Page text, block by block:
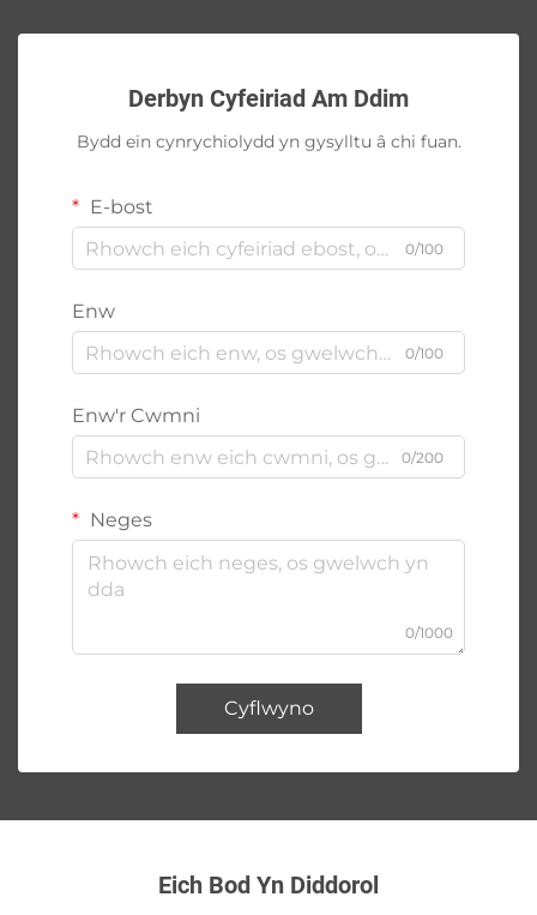
Derbyn Cyfeiriad Am Ddim
Bydd ein cynrychiolydd yn gysylltu â chi fuan.
E-bost
0/100
Enw
0/100
Enw'r Cwmni
0/200
Neges
0/1000
Cyflwyno
Eich Bod Yn Diddorol